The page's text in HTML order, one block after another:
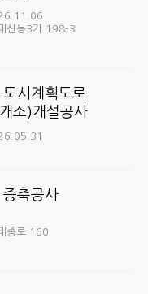
신동3가 198-3
시계획도로
소)개설공사
축공사
종로 160